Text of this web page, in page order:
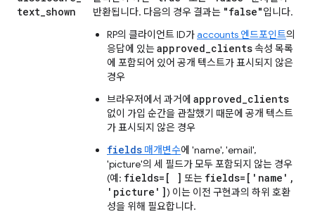
text_shown
반환됩니다. 다음의 경우 결과는 "false"입니다.
RP의 클라이언트 ID가accounts 엔드포인트의
응답에 있는approved_clients속성 목록
에 포함되어 있어 공개 텍스트가 표시되지 않은
경우
브라우저에서 과거에 approved_clients
없이 가입 순간을 관찰했기 때문에 공개 텍스트
가 표시되지 않은 경우
fields 매개변수에 'name', 'email',
'picture'의 세 필드가 모두 포함되지 않는 경우
(예: fields=[ ] 또는 fields=['name',
'picture']) 이는 이전 구현과의 하위 호환
성을 위해 필요합니다.